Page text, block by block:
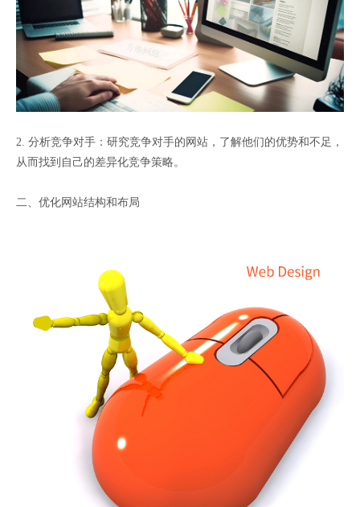
2. 分析竞争对手：研究竞争对手的网站，了解他们的优势和不足，
从而找到自己的差异化竞争策略。
二、优化网站结构和布局